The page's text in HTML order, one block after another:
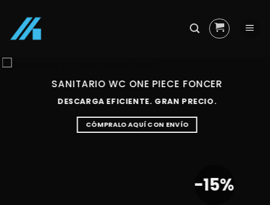
content
SANITARIO WC ONE PIECE FONCER
DESCARGA EFICIENTE. GRAN PRECIO.
CÓMPRALO AQUÍ CON ENVÍO
-15%